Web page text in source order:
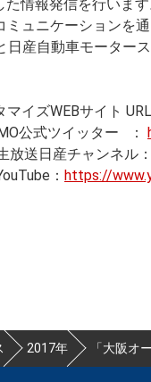
た情報発信を行いま
ミュニケーションを
日産自動車モーター
マイズWEBサイト
公式ツイッター ：
放送日産チャンネル：
： https://
2017年 「大阪オ